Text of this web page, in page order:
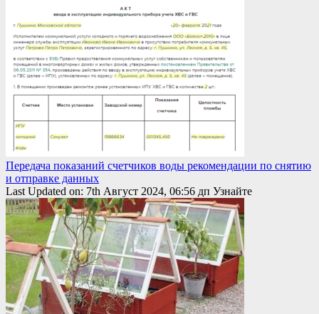
Передача показаний счетчиков воды рекомендации по снятию
и отправке данных
Last Updated on: 7th Август 2024, 06:56 дп Узнайте